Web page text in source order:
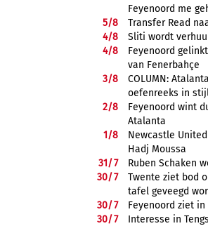
Feyenoord me
5/8
Transfer Read
4/8
Sliti wordt
4/8
Feyenoord
van Fenerbahçe
3/8
COLUMN:
oefenreeks in
2/8
Feyenoord wint
Atalanta
1/8
Newcastle
Hadj Moussa
31/7
Ruben Schaken
30/7
Twente ziet bod
tafel geveegd
30/7
Feyenoord ziet in
30/7
Interesse in